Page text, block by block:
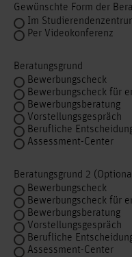
Gewünschte Form der
Im
Per Videokonferenz
Beratungsgrund
Bewerbungscheck
Bewerbungscheck für
Bewerbungsberatung
Vorstellungsgespräch
Berufliche
Assessment-Center
Beratungsgrund 2
Bewerbungscheck
Bewerbungscheck für
Bewerbungsberatung
Vorstellungsgespräch
Berufliche
Assessment-Center